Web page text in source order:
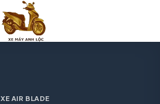
XE AIR BLADE